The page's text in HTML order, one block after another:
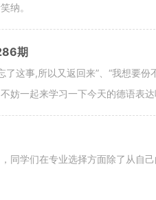
纳。
期
了这事,所以又返回来”、“我想要
妨一起来学习一下今天的德语表达
同学们在专业选择方面除了从自